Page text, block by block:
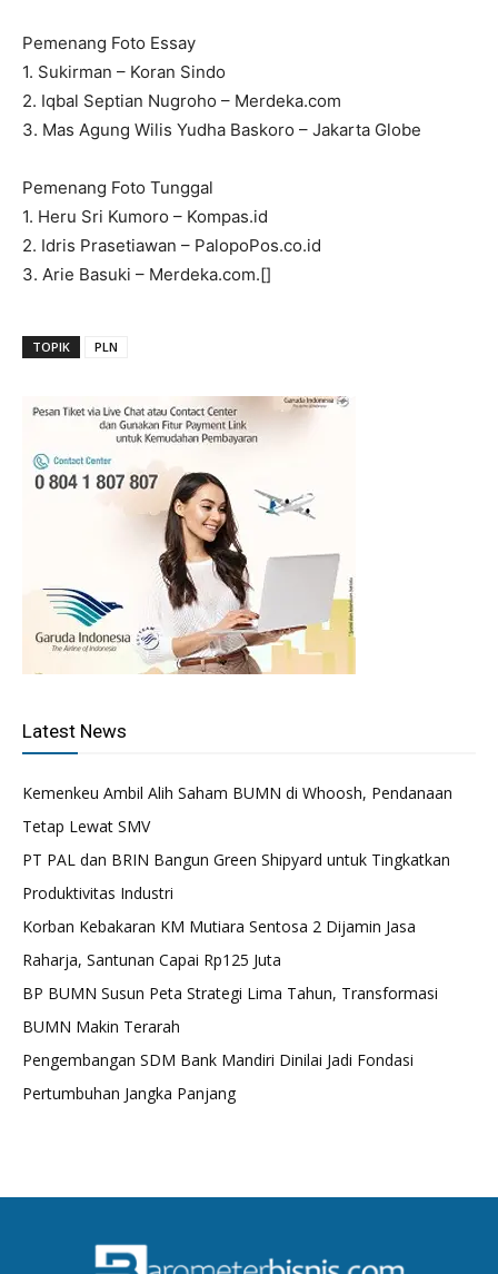
Pemenang Foto Essay
1. Sukirman – Koran Sindo
2. Iqbal Septian Nugroho – Merdeka.com
3. Mas Agung Wilis Yudha Baskoro – Jakarta Globe
Pemenang Foto Tunggal
1. Heru Sri Kumoro – Kompas.id
2. Idris Prasetiawan – PalopoPos.co.id
3. Arie Basuki – Merdeka.com.[]
TOPIK PLN
Latest News
Kemenkeu Ambil Alih Saham BUMN di Whoosh, Pendanaan
Tetap Lewat SMV
PT PAL dan BRIN Bangun Green Shipyard untuk Tingkatkan
Produktivitas Industri
Korban Kebakaran KM Mutiara Sentosa 2 Dijamin Jasa
Raharja, Santunan Capai Rp125 Juta
BP BUMN Susun Peta Strategi Lima Tahun, Transformasi
BUMN Makin Terarah
Pengembangan SDM Bank Mandiri Dinilai Jadi Fondasi
Pertumbuhan Jangka Panjang